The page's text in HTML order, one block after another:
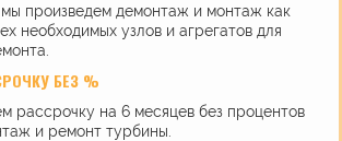
произведем демонтаж и монтаж как
необходимых узлов и агрегатов для
БЕЗ %
рассрочку на 6 месяцев без процентов
и ремонт турбины.